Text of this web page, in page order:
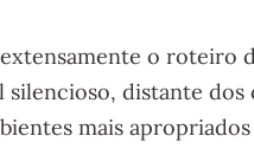
o roteiro
distante
mais